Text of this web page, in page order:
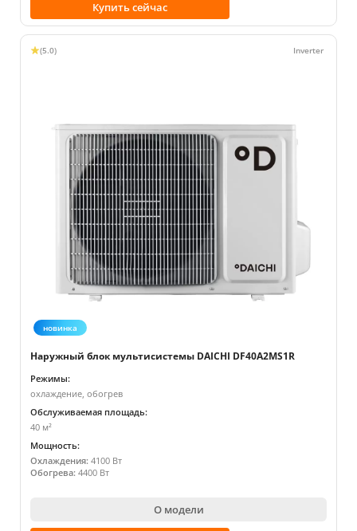
Купить сейчас
(5.0)
новинка
Наружный блок мультисистемы DAICHI DF40A2MS1R
Режимы:
охлаждение, обогрев
Обслуживаемая площадь:
40 м²
Мощность:
Охлаждения: 4100 Вт
Обогрева: 4400 Вт
О модели